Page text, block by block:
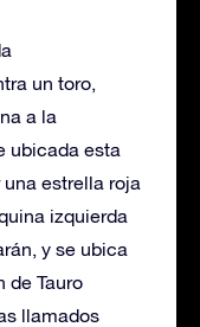
un toro,
a la
ubicada esta
estrella roja
izquierda
y se ubica
de Tauro
llamados